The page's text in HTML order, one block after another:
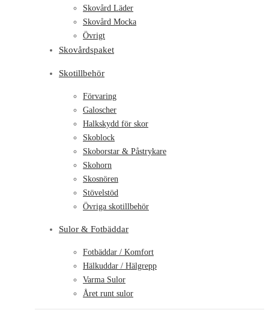
Skovård Läder
Skovård Mocka
Övrigt
Skovårdspaket
Skotillbehör
Förvaring
Galoscher
Halkskydd för skor
Skoblock
Skoborstar & Påstrykare
Skohorn
Skosnören
Stövelstöd
Övriga skotillbehör
Sulor & Fotbäddar
Fotbäddar / Komfort
Hälkuddar / Hälgrepp
Varma Sulor
Året runt sulor